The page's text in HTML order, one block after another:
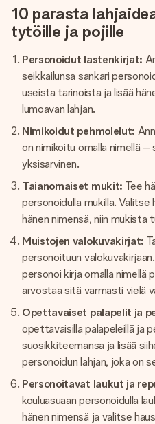
10 parasta
tytöille ja pojille
Personoidut lastenkirjat:
seikkailunsa sankari
useista tarinoista ja lisää
lumoavan lahjan.
Nimikoidut pehmolelut:
on nimikoitu omalla nimellä –
yksisarvinen.
Taianomaiset mukit: Tee
personoidulla mukilla. Valitse
hänen nimensä, niin mukista
Muistojen valokuvakirjat:
personoituun
personoi kirja omalla nimellä
arvostaa sitä varmasti vielä
Opettavaiset palapelit ja
opettavaisilla palapeleillä ja
suosikkiteemansa ja lisää
personoidun lahjan, joka on
Personoitavat laukut ja
kouluasuaan personoidulla
hänen nimensä ja valitse